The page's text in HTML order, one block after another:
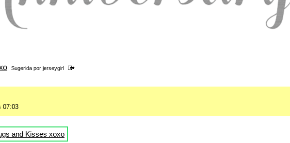
Sugerida por jerseygirl
07:03
and Kisses xoxo